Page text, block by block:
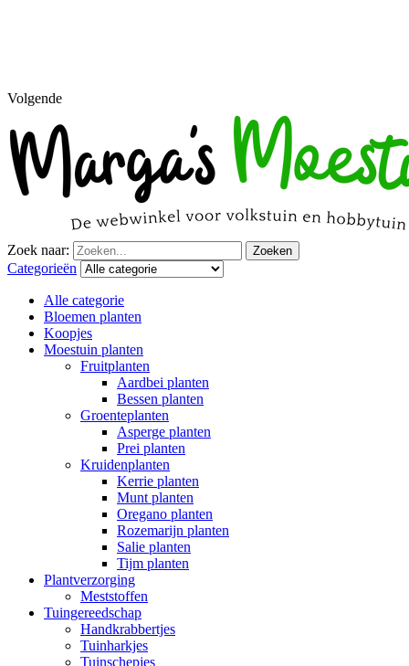
Volgende
Zoek naar: Zoeken
Categorieën
Alle categorie
Bloemen planten
Koopjes
Moestuin planten
Fruitplanten
Aardbei planten
Bessen planten
Groenteplanten
Asperge planten
Prei planten
Kruidenplanten
Kerrie planten
Munt planten
Oregano planten
Rozemarijn planten
Salie planten
Tijm planten
Plantverzorging
Meststoffen
Tuingereedschap
Handkrabbertjes
Tuinharkjes
Tuinschepjes